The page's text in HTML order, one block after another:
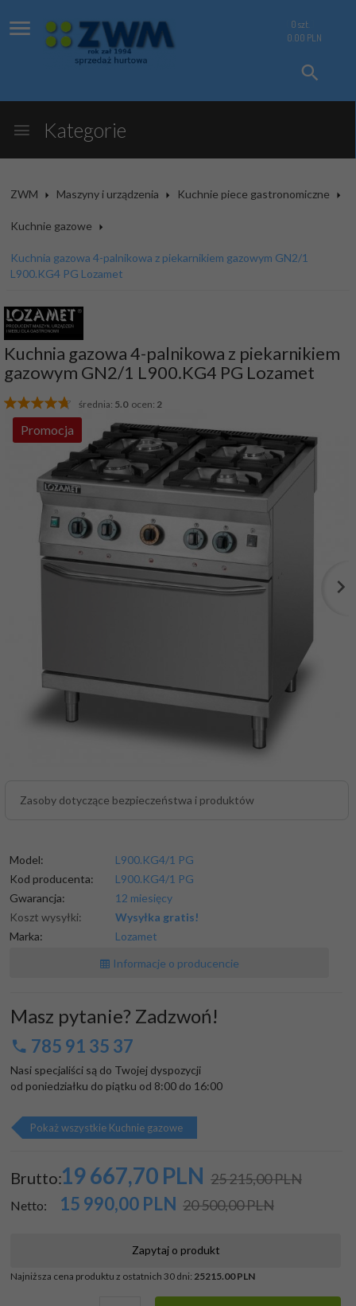
0 szt.
0.00 PLN
Kategorie
ZWM Maszyny i urządzenia Kuchnie piece gastronomiczne
Kuchnie gazowe
Kuchnia gazowa 4-palnikowa z piekarnikiem gazowym GN2/1
L900.KG4 PG Lozamet
Kuchnia gazowa 4-palnikowa z piekarnikiem
gazowym GN2/1 L900.KG4 PG Lozamet
średnia: 5.0ocen: 2
Promocja
Zasoby dotyczące bezpieczeństwa i produktów
Model:
L900.KG4/1 PG
Kod producenta:
L900.KG4/1 PG
Gwarancja:
12 miesięcy
Koszt wysyłki:
Wysyłka gratis!
Marka:
Lozamet
Informacje o producencie
Masz pytanie? Zadzwoń!
785 91 35 37
Nasi specjaliści są do Twojej dyspozycji
od poniedziałku do piątku od 8:00 do 16:00
Pokaż wszystkie Kuchnie gazowe
Brutto:19 667,70 PLN 25 215,00 PLN
Netto: 15 990,00 PLN 20 500,00 PLN
Zapytaj o produkt
Najniższa cena produktu z ostatnich 30 dni: 25215.00 PLN